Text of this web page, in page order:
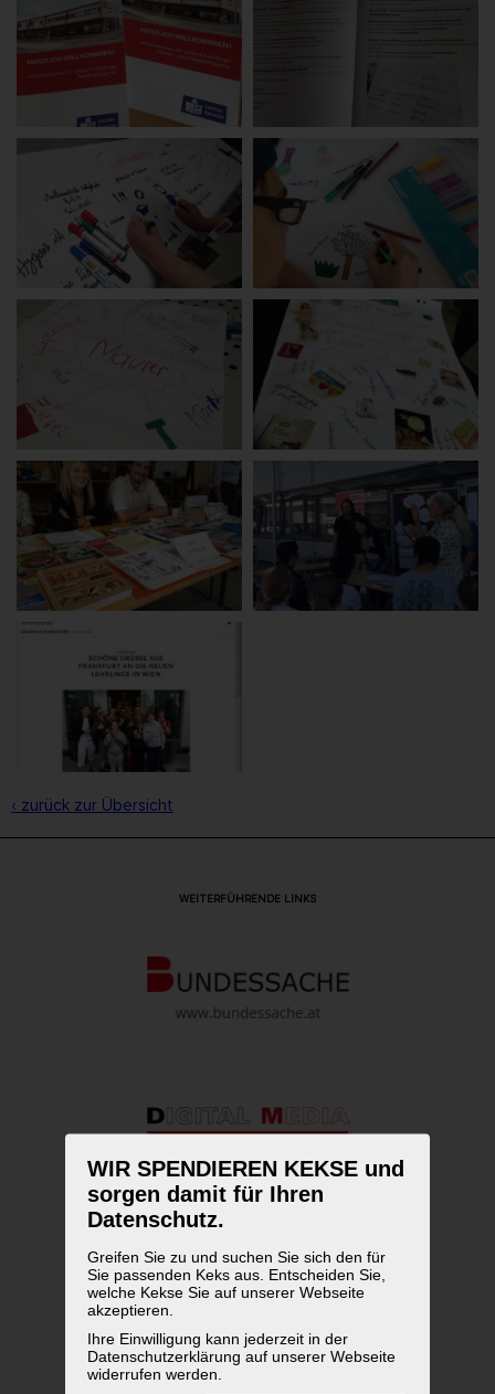
WIR SPENDIEREN KEKSE und
sorgen damit für Ihren
Datenschutz.
Greifen Sie zu und suchen Sie sich den für
Sie passenden Keks aus. Entscheiden Sie,
welche Kekse Sie auf unserer Webseite
akzeptieren.
Ihre Einwilligung kann jederzeit in der
Datenschutzerklärung auf unserer Webseite
widerrufen werden.
‹ zurück zur Übersicht
WEITERFÜHRENDE LINKS